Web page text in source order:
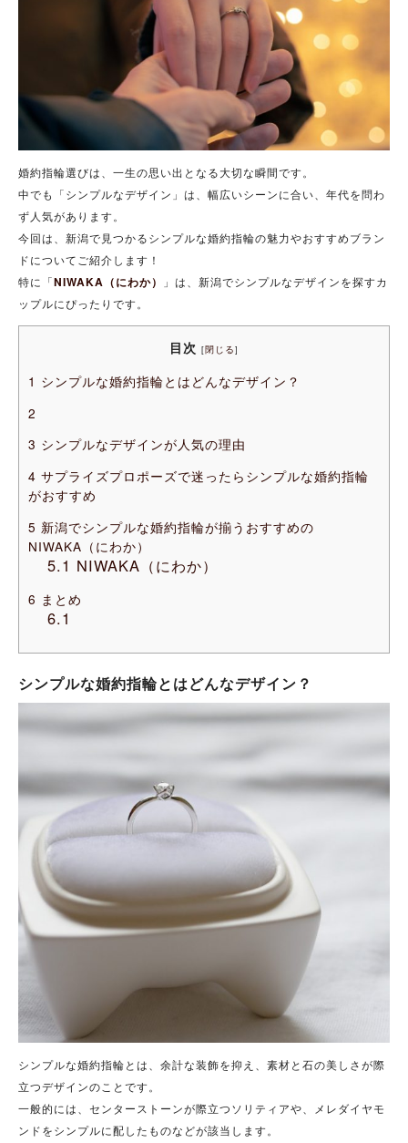
婚約指輪選びは、一生の思い出となる大切な瞬間です。
中でも「シンプルなデザイン」は、幅広いシーンに合い、年代を問わ
ず人気があります。
今回は、新潟で見つかるシンプルな婚約指輪の魅力やおすすめブラン
ドについてご紹介します！
特に「NIWAKA（にわか）
」は、新潟でシンプルなデザインを探すカ
ップルにぴったりです。
目次 [閉じる]
1 シンプルな婚約指輪とはどんなデザイン？
2
3 シンプルなデザインが人気の理由
4 サプライズプロポーズで迷ったらシンプルな婚約指輪
がおすすめ
5 新潟でシンプルな婚約指輪が揃うおすすめの
NIWAKA（にわか）
5.1 NIWAKA（にわか）
6 まとめ
6.1
シンプルな婚約指輪とはどんなデザイン？
シンプルな婚約指輪とは、余計な装飾を抑え、素材と石の美しさが際
立つデザインのことです。
一般的には、センターストーンが際立つソリティアや、メレダイヤモ
ンドをシンプルに配したものなどが該当します。